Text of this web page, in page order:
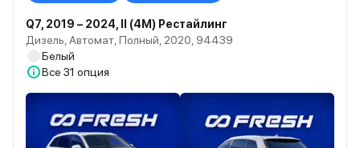
Q7, 2019 – 2024, II (4M) Рестайлинг
Дизель, Автомат, Полный, 2020, 94439
Белый
Все 31 опция